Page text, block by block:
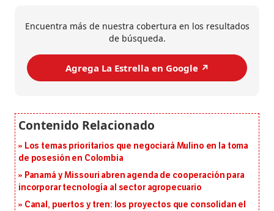
Encuentra más de nuestra cobertura en los resultados
de búsqueda.
Agrega La Estrella en Google ↗️
Los temas prioritarios que negociará Mulino en la toma
de posesión en Colombia
Panamá y Missouri abren agenda de cooperación para
incorporar tecnología al sector agropecuario
Canal, puertos y tren: los proyectos que consolidan el